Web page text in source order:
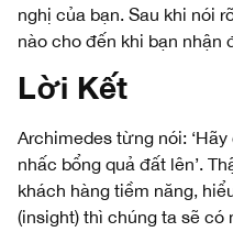
nghị của bạn. Sau khi nói
nào cho đến khi bạn nhận
Lời Kết
Archimedes từng nói:
nhấc bổng quả đất lên’.
khách hàng tiềm năng,
(insight) thì chúng ta sẽ